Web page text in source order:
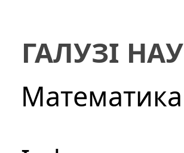
ГАЛУЗІ
Математика